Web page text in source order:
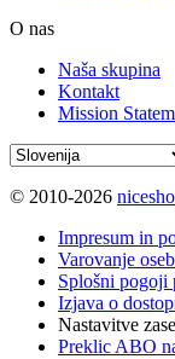
O nas
Naša skupina
Kontakt
Mission
© 2010-2026
Impresum in
Varovanje
Splošni pogoji
Izjava o
Nastavitve
Preklic ABO